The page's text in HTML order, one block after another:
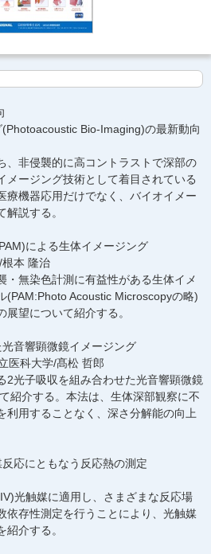
Bio-Imaging)の最新動向
、非侵襲的に高コントラストで深部の
メージング技術として着目されている
療機器応用だけでなく、バイオイメー
説する。
による生体イメージング
本 隆治
・無染色計測に有益性がある生体イメ
(PAM:Photo Acoustic Microscopyの略)
望について紹介する。
音響顕微鏡イメージング
医科大学/髙松 哲郎
2光子吸収を組み合わせた光音響顕微鏡
紹介する。本法は、生体深部観察に不
利用することなく、深さ分解能の向上
応にともなう反応熱の測定
光触媒に適用し、さまざまな反応場
依存性測定を行うことにより、光触媒
介する。